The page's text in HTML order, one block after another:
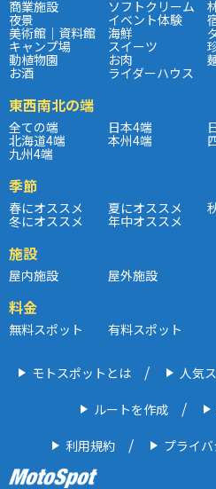
商業施設 ソフトクリーム
夜景 イベント体験
美術館｜資料館 海鮮
キャンプ場 スイーツ
動植物園 お肉
お酒 ライダーハウス
東西南北の端
全ての端 日本4端
北海道4端 本州4端
九州4端
季節
春にオススメ 夏にオススメ
冬にオススメ 年中オススメ
施設
屋内施設 屋外施設
料金
無料スポット 有料スポット
モトスポットとは 人気
ルートを作成
利用規約 プライ